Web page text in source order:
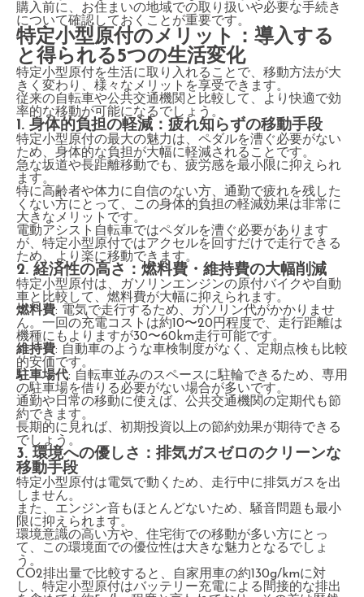
購入前に、お住まいの地域での取り扱いや必要な手続き
について確認しておくことが重要です。
特定小型原付のメリット：導入する
と得られる5つの生活変化
特定小型原付を生活に取り入れることで、移動方法が大
きく変わり、様々なメリットを享受できます。
従来の自転車や公共交通機関と比較して、より快適で効
率的な移動が可能になるでしょう。
1. 身体的負担の軽減：疲れ知らずの移動手段
特定小型原付の最大の魅力は、ペダルを漕ぐ必要がない
ため、身体的な負担が大幅に軽減されることです。
急な坂道や長距離移動でも、疲労感を最小限に抑えられ
ます。
特に高齢者や体力に自信のない方、通勤で疲れを残した
くない方にとって、この身体的負担の軽減効果は非常に
大きなメリットです。
電動アシスト自転車ではペダルを漕ぐ必要があります
が、特定小型原付ではアクセルを回すだけで走行できる
ため、より楽に移動できます。
2. 経済性の高さ：燃料費・維持費の大幅削減
特定小型原付は、ガソリンエンジンの原付バイクや自動
車と比較して、燃料費が大幅に抑えられます。
燃料費: 電気で走行するため、ガソリン代がかかりませ
ん。一回の充電コストは約10〜20円程度で、走行距離は
機種にもよりますが30〜60km走行可能です。
維持費: 自動車のような車検制度がなく、定期点検も比較
的安価です。
駐車場代: 自転車並みのスペースに駐輪できるため、専用
の駐車場を借りる必要がない場合が多いです。
通勤や日常の移動に使えば、公共交通機関の定期代も節
約できます。
長期的に見れば、初期投資以上の節約効果が期待できる
でしょう。
3. 環境への優しさ：排気ガスゼロのクリーンな
移動手段
特定小型原付は電気で動くため、走行中に排気ガスを出
しません。
また、エンジン音もほとんどないため、騒音問題も最小
限に抑えられます。
環境意識の高い方や、住宅街での移動が多い方にとっ
て、この環境面での優位性は大きな魅力となるでしょ
う。
CO2排出量で比較すると、自家用車の約130g/kmに対
し、特定小型原付はバッテリー充電による間接的な排出